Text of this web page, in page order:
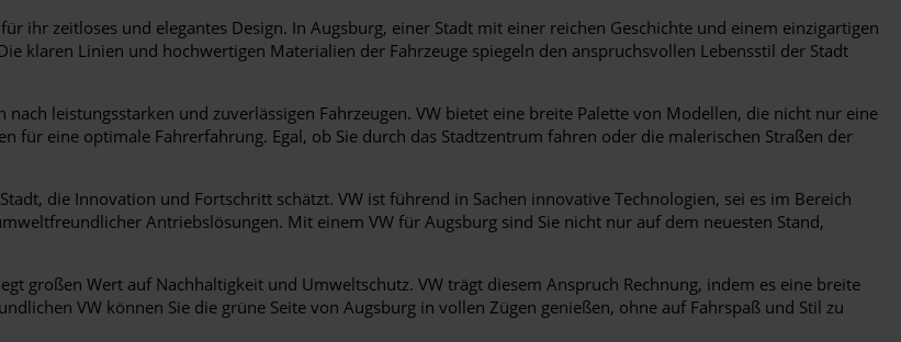
ihr zeitloses und elegantes Design. In Augsburg, einer Stadt mit einer reichen Geschichte und einem einzigartigen
klaren Linien und hochwertigen Materialien der Fahrzeuge spiegeln den anspruchsvollen Lebensstil der Stadt
nach leistungsstarken und zuverlässigen Fahrzeugen. VW bietet eine breite Palette von Modellen, die nicht nur eine
für eine optimale Fahrerfahrung. Egal, ob Sie durch das Stadtzentrum fahren oder die malerischen Straßen der
die Innovation und Fortschritt schätzt. VW ist führend in Sachen innovative Technologien, sei es im Bereich
Antriebslösungen. Mit einem VW für Augsburg sind Sie nicht nur auf dem neuesten Stand,
großen Wert auf Nachhaltigkeit und Umweltschutz. VW trägt diesem Anspruch Rechnung, indem es eine breite
VW können Sie die grüne Seite von Augsburg in vollen Zügen genießen, ohne auf Fahrspaß und Stil zu